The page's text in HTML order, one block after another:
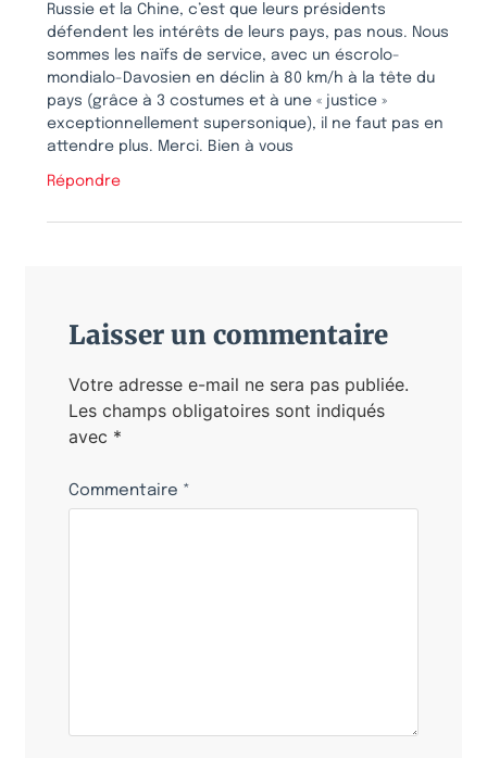
Russie et la Chine, c’est que leurs présidents
défendent les intérêts de leurs pays, pas nous. Nous
sommes les naïfs de service, avec un éscrolo-
mondialo-Davosien en déclin à 80 km/h à la tête du
pays (grâce à 3 costumes et à une « justice »
exceptionnellement supersonique), il ne faut pas en
attendre plus. Merci. Bien à vous
Répondre
Laisser un commentaire
Votre adresse e-mail ne sera pas publiée.
Les champs obligatoires sont indiqués
avec *
Commentaire *